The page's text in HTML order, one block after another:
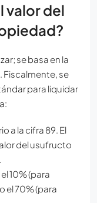
valor del
se basa en la
Fiscalmente, se
para liquidar
a la cifra 89. El
del usufructo
10% (para
el 70% (para